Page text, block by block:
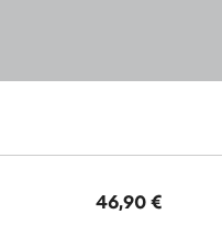
46,90 €